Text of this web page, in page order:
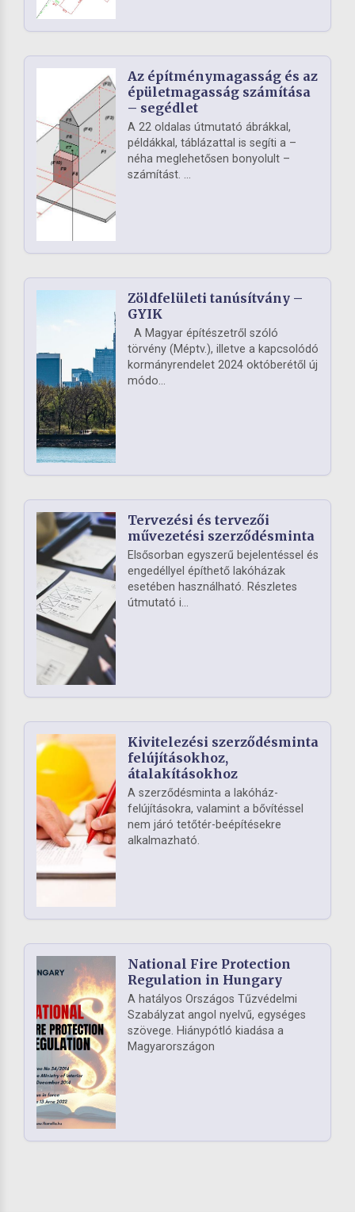
Az építménymagasság és az
épületmagasság számítása
– segédlet
A 22 oldalas útmutató ábrákkal,
példákkal, táblázattal is segíti a –
néha meglehetősen bonyolult –
számítást. ...
Zöldfelületi tanúsítvány –
GYIK
A Magyar építészetről szóló
törvény (Méptv.), illetve a kapcsolódó
kormányrendelet 2024 októberétől új
módo...
Tervezési és tervezői
művezetési szerződésminta
Elsősorban egyszerű bejelentéssel és
engedéllyel építhető lakóházak
esetében használható. Részletes
útmutató i...
Kivitelezési szerződésminta
felújításokhoz,
átalakításokhoz
A szerződésminta a lakóház-
felújításokra, valamint a bővítéssel
nem járó tetőtér-beépítésekre
alkalmazható.
National Fire Protection
Regulation in Hungary
A hatályos Országos Tűzvédelmi
Szabályzat angol nyelvű, egységes
szövege. Hiánypótló kiadása a
Magyarországon